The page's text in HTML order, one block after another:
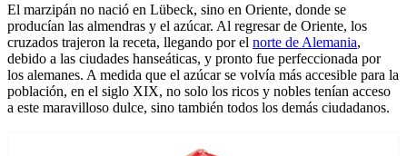
El marzipán no nació en Lübeck, sino en Oriente, donde se
producían las almendras y el azúcar. Al regresar de Oriente, los
cruzados trajeron la receta, llegando por el norte de Alemania,
debido a las ciudades hanseáticas, y pronto fue perfeccionada por
los alemanes. A medida que el azúcar se volvía más accesible para la
población, en el siglo XIX, no solo los ricos y nobles tenían acceso
a este maravilloso dulce, sino también todos los demás ciudadanos.